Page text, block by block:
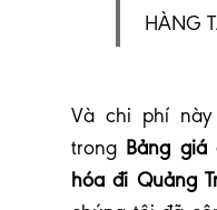
HÀNG
Và chi phí
trong Bảng
hóa đi Quảng